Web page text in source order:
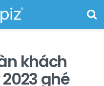
khách
ghé